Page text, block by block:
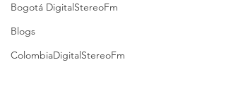
Bogotá DigitalStereoFm
Blogs
ColombiaDigitalStereoFm